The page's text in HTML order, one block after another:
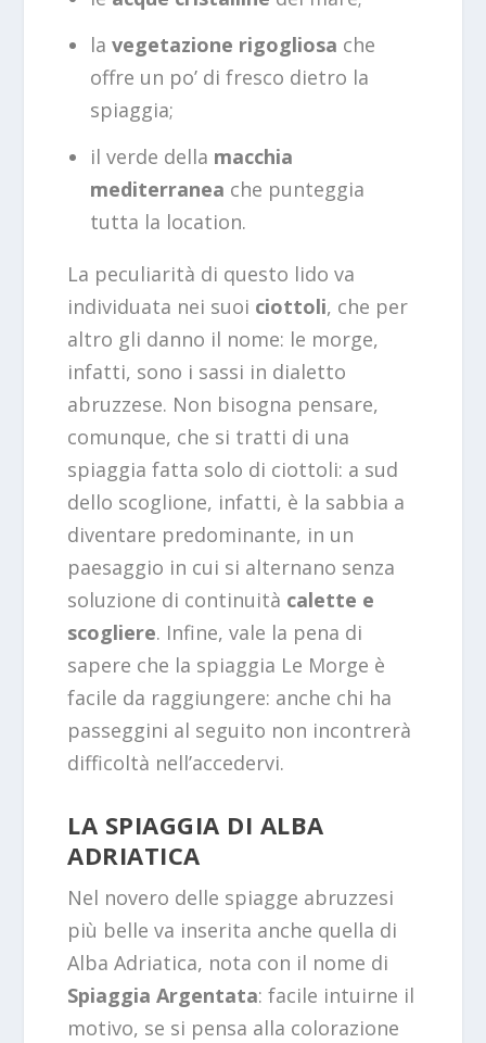
la vegetazione rigogliosa che
offre un po’ di fresco dietro la
spiaggia;
il verde della macchia
mediterranea che punteggia
tutta la location.
La peculiarità di questo lido va
individuata nei suoi ciottoli, che per
altro gli danno il nome: le morge,
infatti, sono i sassi in dialetto
abruzzese. Non bisogna pensare,
comunque, che si tratti di una
spiaggia fatta solo di ciottoli: a sud
dello scoglione, infatti, è la sabbia a
diventare predominante, in un
paesaggio in cui si alternano senza
soluzione di continuità calette e
scogliere. Infine, vale la pena di
sapere che la spiaggia Le Morge è
facile da raggiungere: anche chi ha
passeggini al seguito non incontrerà
difficoltà nell’accedervi.
LA SPIAGGIA DI ALBA
ADRIATICA
Nel novero delle spiagge abruzzesi
più belle va inserita anche quella di
Alba Adriatica, nota con il nome di
Spiaggia Argentata: facile intuirne il
motivo, se si pensa alla colorazione